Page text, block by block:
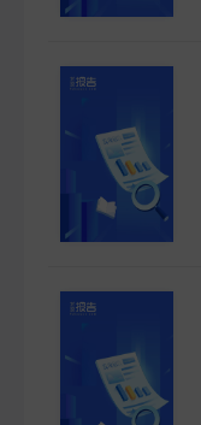
STRATEGY
会议纪要
MINUTES
ANNUALS
招股书
期货研究